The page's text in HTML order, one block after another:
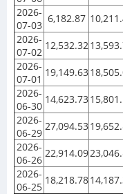
2026-
07-03
6,182.87
2026-
07-02
12,532.32
2026-
07-01
19,149.63
2026-
06-30
14,623.73
2026-
06-29
27,094.53
2026-
06-26
22,914.09
2026-
06-25
18,218.78